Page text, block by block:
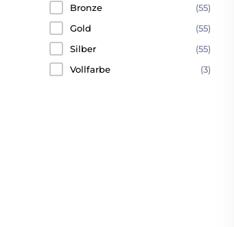
Bronze
(55)
Gold
(55)
Silber
(55)
Vollfarbe
(3)